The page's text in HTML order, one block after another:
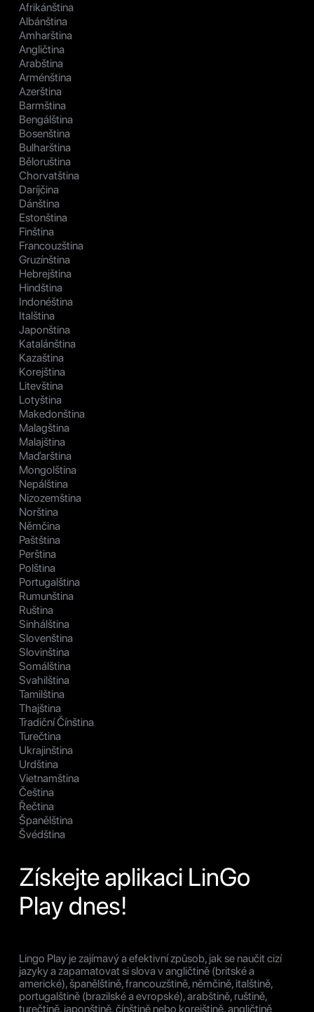
Afrikánština
Albánština
Amharština
Angličtina
Arabština
Arménština
Azerština
Barmština
Bengálština
Bosenština
Bulharština
Běloruština
Chorvatština
Daríjčina
Dánština
Estonština
Finština
Francouzština
Gruzínština
Hebrejština
Hindština
Indonéština
Italština
Japonština
Katalánština
Kazaština
Korejština
Litevština
Lotyština
Makedonština
Malagština
Malajština
Maďarština
Mongolština
Nepálština
Nizozemština
Norština
Němčina
Paštština
Perština
Polština
Portugalština
Rumunština
Ruština
Sinhálština
Slovenština
Slovinština
Somálština
Svahilština
Tamilština
Thajština
Tradiční Čínština
Turečtina
Ukrajinština
Urdština
Vietnamština
Čeština
Řečtina
Španělština
Švédština
Získejte aplikaci LinGo
Play dnes!
Lingo Play je zajímavý a efektivní způsob, jak se naučit cizí
jazyky a zapamatovat si slova v angličtině (britské a
americké), španělštině, francouzštině, němčině, italštině,
portugalštině (brazilské a evropské), arabštině, ruštině,
turečtině, japonštině, čínštině nebo korejštině, angličtině